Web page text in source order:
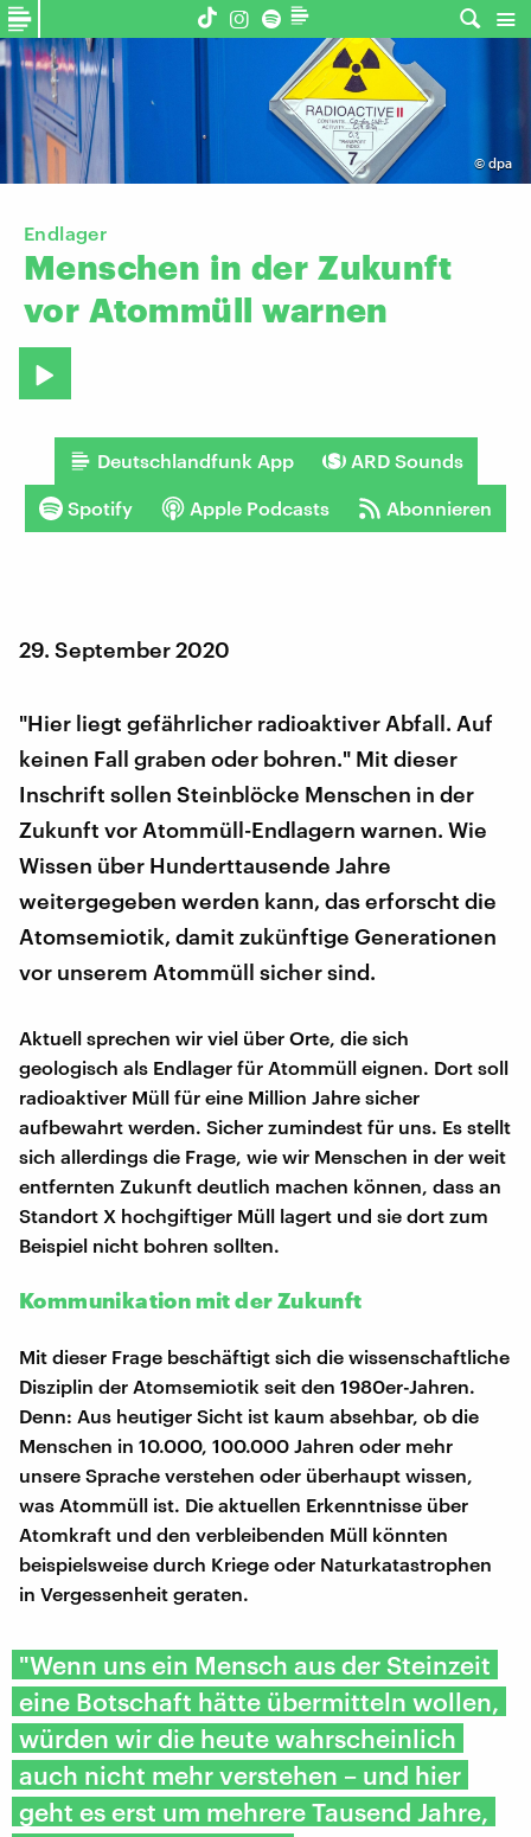
© dpa
Endlager
Menschen in der Zukunft
vor Atommüll warnen
Deutschlandfunk App ARD Sounds
Spotify Apple Podcasts Abonnieren
29. September 2020
"Hier liegt gefährlicher radioaktiver Abfall. Auf
keinen Fall graben oder bohren." Mit dieser
Inschrift sollen Steinblöcke Menschen in der
Zukunft vor Atommüll-Endlagern warnen. Wie
Wissen über Hunderttausende Jahre
weitergegeben werden kann, das erforscht die
Atomsemiotik, damit zukünftige Generationen
vor unserem Atommüll sicher sind.
Aktuell sprechen wir viel über Orte, die sich
geologisch als Endlager für Atommüll eignen. Dort soll
radioaktiver Müll für eine Million Jahre sicher
aufbewahrt werden. Sicher zumindest für uns. Es stellt
sich allerdings die Frage, wie wir Menschen in der weit
entfernten Zukunft deutlich machen können, dass an
Standort X hochgiftiger Müll lagert und sie dort zum
Beispiel nicht bohren sollten.
Kommunikation mit der Zukunft
Mit dieser Frage beschäftigt sich die wissenschaftliche
Disziplin der Atomsemiotik seit den 1980er-Jahren.
Denn: Aus heutiger Sicht ist kaum absehbar, ob die
Menschen in 10.000, 100.000 Jahren oder mehr
unsere Sprache verstehen oder überhaupt wissen,
was Atommüll ist. Die aktuellen Erkenntnisse über
Atomkraft und den verbleibenden Müll könnten
beispielsweise durch Kriege oder Naturkatastrophen
in Vergessenheit geraten.
"Wenn uns ein Mensch aus der Steinzeit
eine Botschaft hätte übermitteln wollen,
würden wir die heute wahrscheinlich
auch nicht mehr verstehen – und hier
geht es erst um mehrere Tausend Jahre,